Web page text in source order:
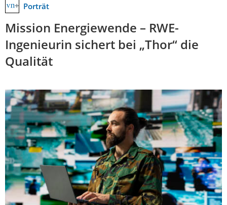
Porträt
Mission Energiewende – RWE-
Ingenieurin sichert bei „Thor“ die
Qualität